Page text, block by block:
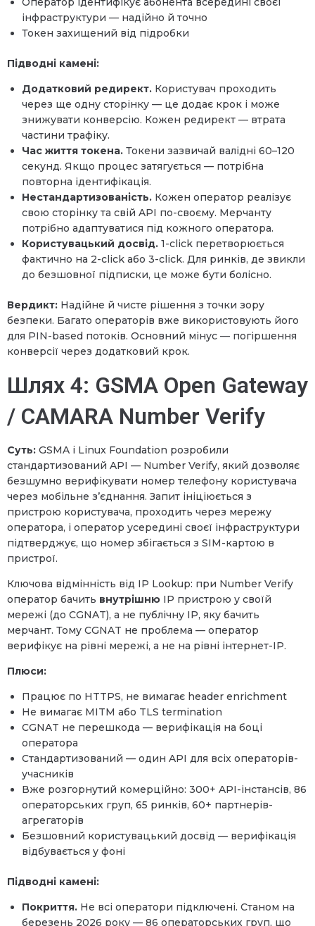
інфраструктури — надійно й точно
Токен захищений від підробки
Підводні камені:
Додатковий редирект. Користувач проходить
через ще одну сторінку — це додає крок і може
знижувати конверсію. Кожен редирект — втрата
частини трафіку.
Час життя токена. Токени зазвичай валідні 60–120
секунд. Якщо процес затягується — потрібна
повторна ідентифікація.
Нестандартизованість. Кожен оператор реалізує
свою сторінку та свій API по-своєму. Мерчанту
потрібно адаптуватися під кожного оператора.
Користувацький досвід. 1-click перетворюється
фактично на 2-click або 3-click. Для ринків, де звикли
до безшовної підписки, це може бути болісно.
Вердикт: Надійне й чисте рішення з точки зору
безпеки. Багато операторів вже використовують його
для PIN-based потоків. Основний мінус — погіршення
конверсії через додатковий крок.
Шлях 4: GSMA Open Gateway
/ CAMARA Number Verify
Суть: GSMA і Linux Foundation розробили
стандартизований API — Number Verify, який дозволяє
безшумно верифікувати номер телефону користувача
через мобільне з’єднання. Запит ініціюється з
пристрою користувача, проходить через мережу
оператора, і оператор усередині своєї інфраструктури
підтверджує, що номер збігається з SIM-картою в
пристрої.
Ключова відмінність від IP Lookup: при Number Verify
оператор бачить внутрішню IP пристрою у своїй
мережі (до CGNAT), а не публічну IP, яку бачить
мерчант. Тому CGNAT не проблема — оператор
верифікує на рівні мережі, а не на рівні інтернет-IP.
Плюси:
Працює по HTTPS, не вимагає header enrichment
Не вимагає MITM або TLS termination
CGNAT не перешкода — верифікація на боці
оператора
Стандартизований — один API для всіх операторів-
учасників
Вже розгорнутий комерційно: 300+ API-інстансів, 86
операторських груп, 65 ринків, 60+ партнерів-
агрегаторів
Безшовний користувацький досвід — верифікація
відбувається у фоні
Підводні камені:
Покриття. Не всі оператори підключені. Станом на
березень 2026 року — 86 операторських груп, що